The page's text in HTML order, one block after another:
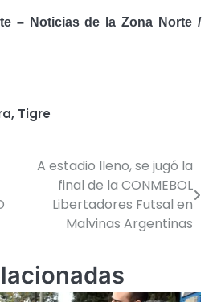
– Noticias de la Zona Norte /
, Tigre
A estadio lleno, se jugó la
final de la CONMEBOL
Libertadores Futsal en
Malvinas Argentinas